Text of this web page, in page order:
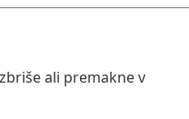
ali premakne v